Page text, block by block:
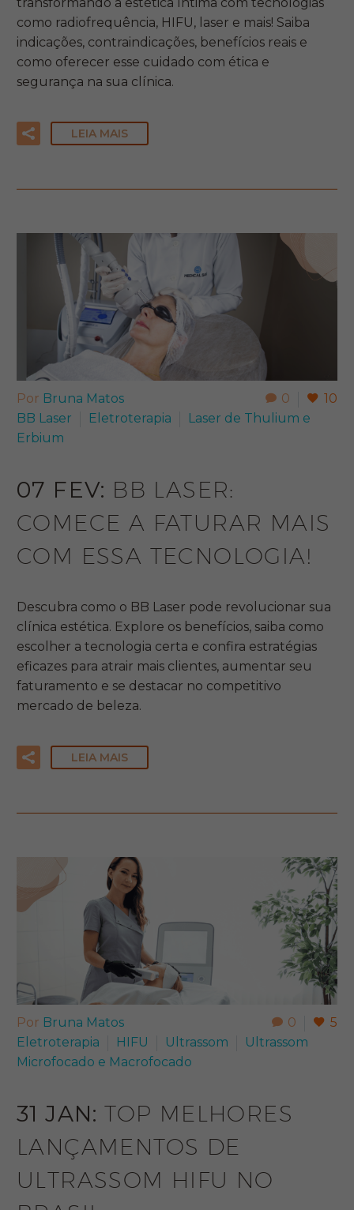
como radiofrequência, HIFU, laser e mais! Saiba
indicações, contraindicações, benefícios reais e
como oferecer esse cuidado com ética e
segurança na sua clínica.
LEIA MAIS
0 10
Por Bruna Matos
BB Laser
Eletroterapia
Laser de Thulium e
Erbium
07 FEV: BB LASER:
COMECE A FATURAR MAIS
COM ESSA TECNOLOGIA!
Descubra como o BB Laser pode revolucionar sua
clínica estética. Explore os benefícios, saiba como
escolher a tecnologia certa e confira estratégias
eficazes para atrair mais clientes, aumentar seu
faturamento e se destacar no competitivo
mercado de beleza.
LEIA MAIS
0 5
Por Bruna Matos
Eletroterapia
HIFU Ultrassom
Ultrassom
Microfocado e Macrofocado
31 JAN:TOP MELHORES
LANÇAMENTOS DE
ULTRASSOM HIFU NO